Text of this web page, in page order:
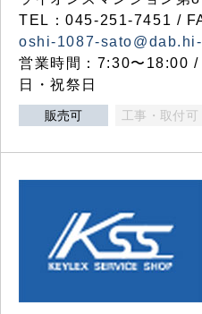
TEL：045-251-7451 /
oshi-1087-
営業時間：7:30〜18:00 /
日・祝祭日
販売可 工事・取付可